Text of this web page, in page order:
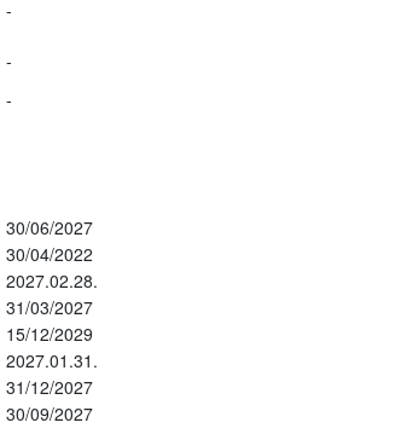
-
-
-
30/06/2027
30/04/2022
2027.02.28.
31/03/2027
15/12/2029
2027.01.31.
31/12/2027
30/09/2027